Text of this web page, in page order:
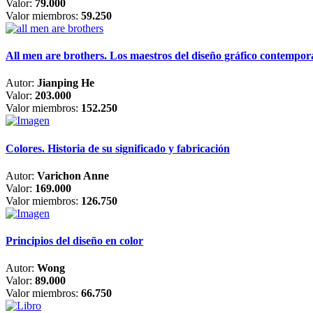
Valor: 79.000
Valor miembros: 59.250
All men are brothers. Los maestros del diseño gráfico
Autor: Jianping He
Valor: 203.000
Valor miembros: 152.250
Colores. Historia de su significado y fabricación
Autor: Varichon Anne
Valor: 169.000
Valor miembros: 126.750
Principios del diseño en color
Autor: Wong
Valor: 89.000
Valor miembros: 66.750